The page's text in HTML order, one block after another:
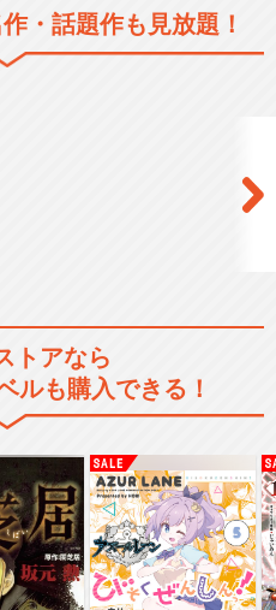
・話題作も見放題！
トアなら
ルも購入できる！